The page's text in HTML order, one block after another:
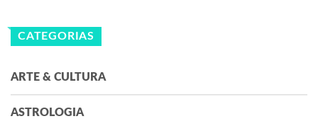
CATEGORIAS
ARTE & CULTURA
ASTROLOGIA